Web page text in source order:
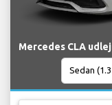
Mercedes CLA